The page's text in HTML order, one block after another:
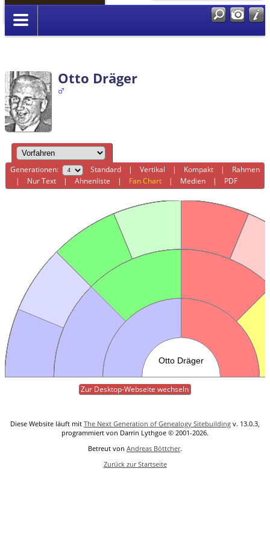
Anmelden
Otto Dräger
Generationen: Standard |Vertikal | Kompakt | Rahmen
| Nur Text |Ahnenliste | Fan Chart | Medien | PDF
Zur Desktop-Webseite wechseln
Diese Website läuft mit The Next Generation of Genealogy Sitebuilding v. 13.0.3,
programmiert von Darrin Lythgoe © 2001-2026.
Betreut von Andreas Böttcher.
Zurück zur Startseite